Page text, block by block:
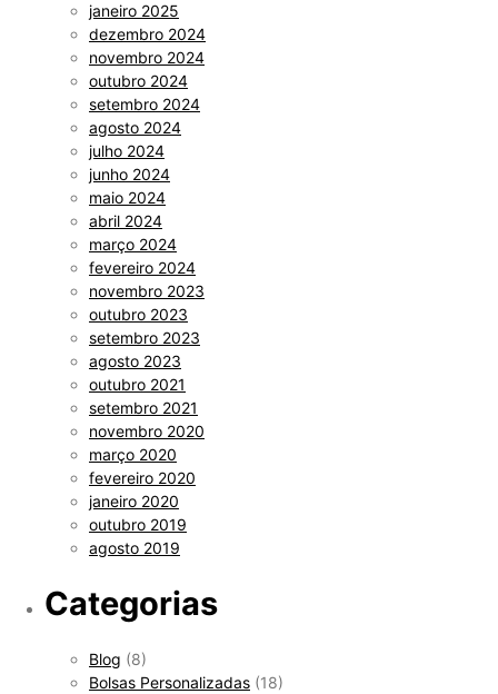
janeiro 2025
dezembro 2024
novembro 2024
outubro 2024
setembro 2024
agosto 2024
julho 2024
junho 2024
maio 2024
abril 2024
março 2024
fevereiro 2024
novembro 2023
outubro 2023
setembro 2023
agosto 2023
outubro 2021
setembro 2021
novembro 2020
março 2020
fevereiro 2020
janeiro 2020
outubro 2019
agosto 2019
Categorias
Blog (8)
Bolsas Personalizadas (18)